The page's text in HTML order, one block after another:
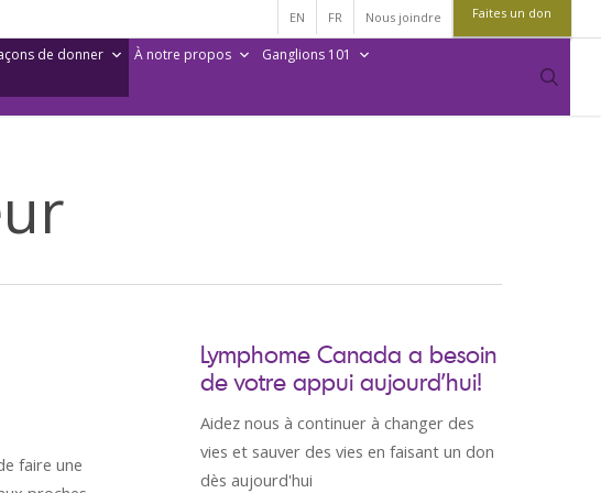
EN FR Nous joindre Faites un don
de donner À notre propos Ganglions 101
faire une
Lymphome Canada a besoin
de votre appui aujourd’hui!
Aidez nous à continuer à changer des
vies et sauver des vies en faisant un don
dès aujourd'hui